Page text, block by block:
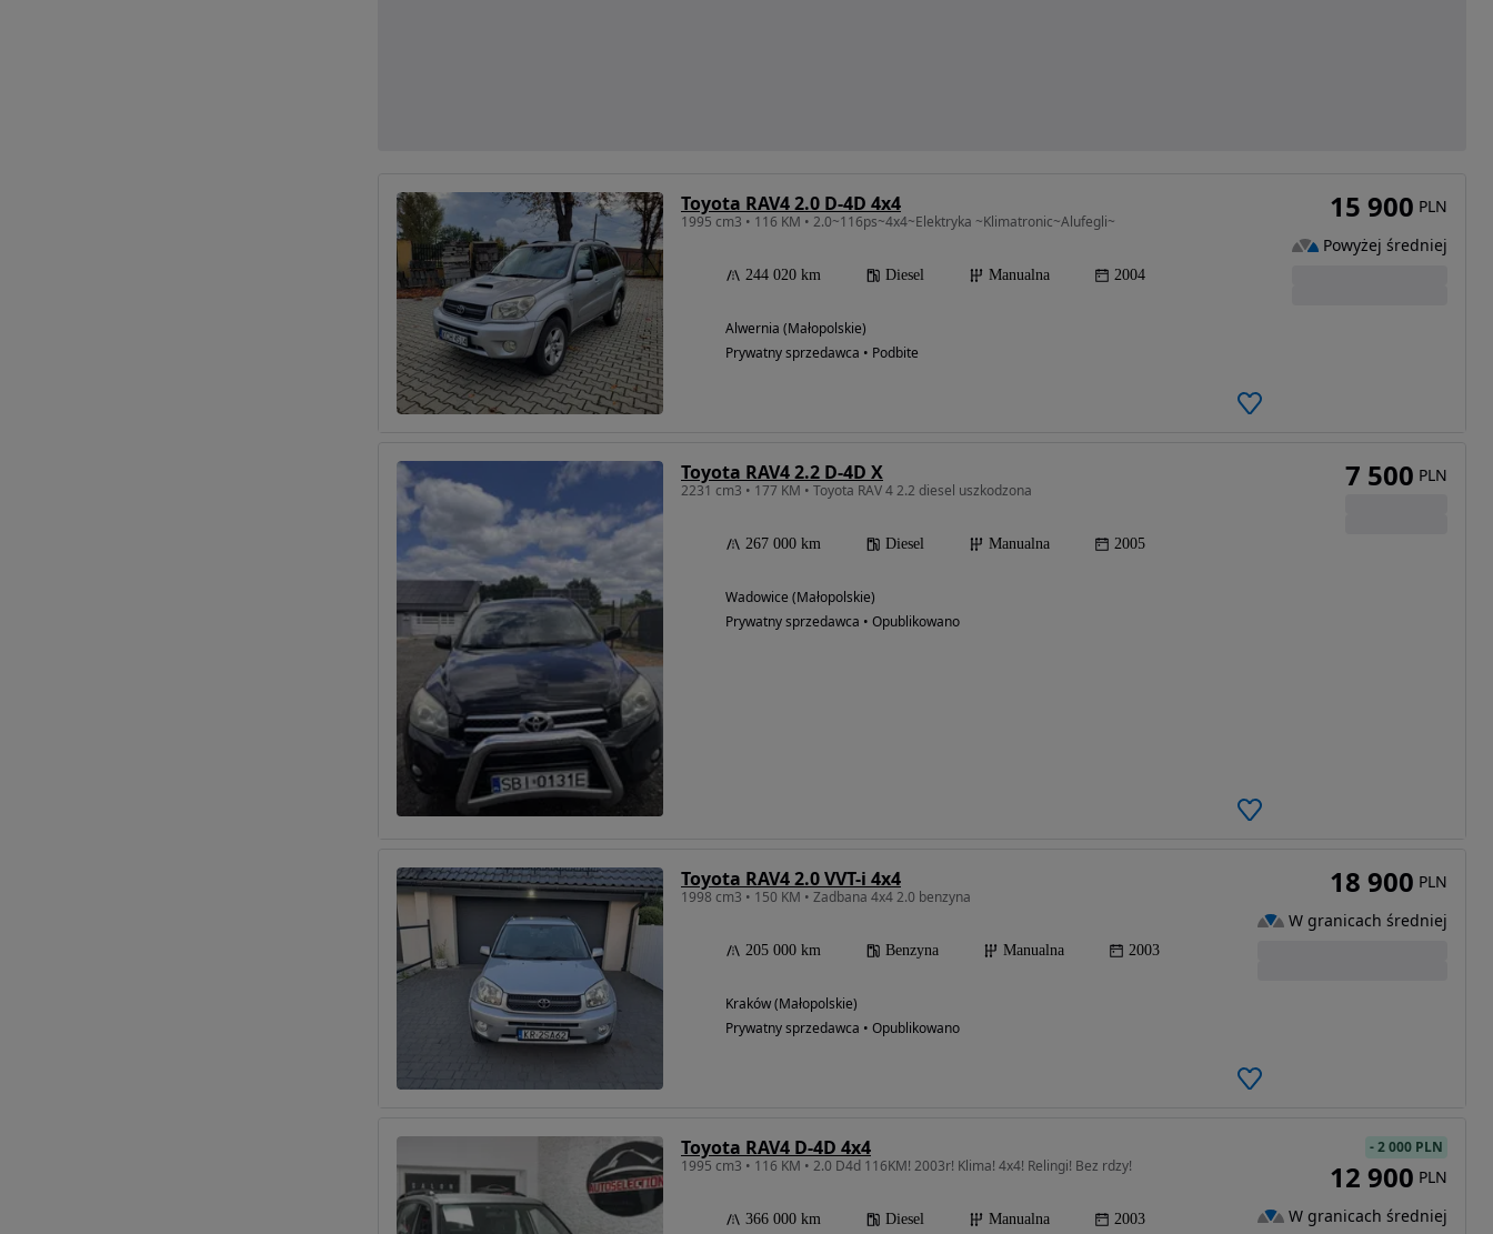
Toyota RAV4 2.0 D-4D 4x4
1995 cm3 • 116 KM • 2.0~116ps~4x4~Elektryka ~Klimatronic~Alufegli~
244 020 km Diesel Manualna 2004
Alwernia (Małopolskie)
Prywatny sprzedawca • Podbite
15 900 PLN
Powyżej średniej
Toyota RAV4 2.2 D-4D X
2231 cm3 • 177 KM • Toyota RAV 4 2.2 diesel uszkodzona
267 000 km Diesel Manualna 2005
Wadowice (Małopolskie)
Prywatny sprzedawca • Opublikowano
7 500 PLN
Toyota RAV4 2.0 VVT-i 4x4
1998 cm3 • 150 KM • Zadbana 4x4 2.0 benzyna
205 000 km Benzyna Manualna 2003
Kraków (Małopolskie)
Prywatny sprzedawca • Opublikowano
18 900 PLN
W granicach średniej
Toyota RAV4 D-4D 4x4
1995 cm3 • 116 KM • 2.0 D4d 116KM! 2003r! Klima! 4x4! Relingi! Bez rdzy!
366 000 km Diesel Manualna 2003
-2 000 PLN
12 900 PLN
W granicach średniej